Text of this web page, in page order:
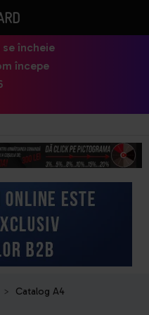
încheie
începe
> Catalog A4